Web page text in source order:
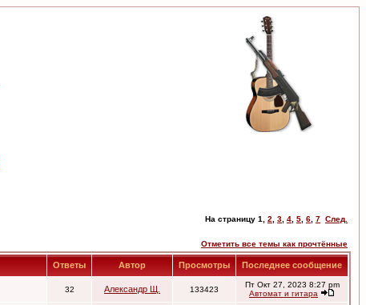
На страницу 1 2 3 4 5 6 7 След.
Отметить все темы как прочтённые
Ответы Автор Просмотры Последнее сообщение
32 Александр Щ. 133423
Пт Окт 27, 2023 8:27 pm
Автомат и гитара